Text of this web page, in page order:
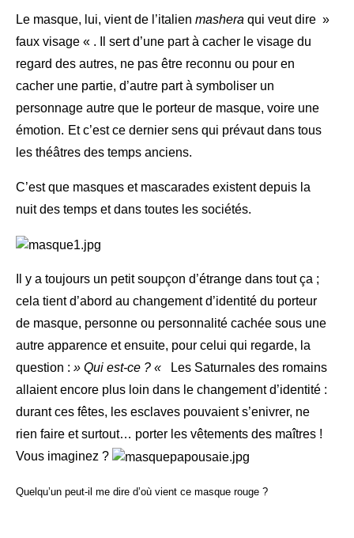
Le masque, lui, vient de l’italien mashera qui veut dire »
faux visage « . Il sert d’une part à cacher le visage du
regard des autres, ne pas être reconnu ou pour en
cacher une partie, d’autre part à symboliser un
personnage autre que le porteur de masque, voire une
émotion. Et c’est ce dernier sens qui prévaut dans tous
les théâtres des temps anciens.
C’est que masques et mascarades existent depuis la
nuit des temps et dans toutes les sociétés.
Il y a toujours un petit soupçon d’étrange dans tout ça ;
cela tient d’abord au changement d’identité du porteur
de masque, personne ou personnalité cachée sous une
autre apparence et ensuite, pour celui qui regarde, la
question : » Qui est-ce ? «
Les Saturnales des romains
allaient encore plus loin dans le changement d’identité :
durant ces fêtes, les esclaves pouvaient s’enivrer, ne
rien faire et surtout… porter les vêtements des maîtres !
Vous imaginez ?
Quelqu’un peut-il me dire d’où vient ce masque rouge ?